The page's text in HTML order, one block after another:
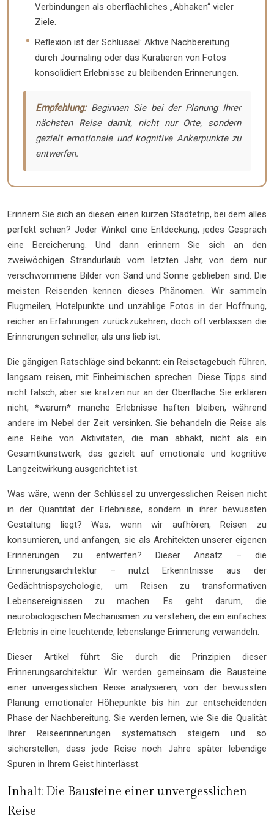
Verbindungen als oberflächliches „Abhaken“ vieler
Ziele.
Reflexion ist der Schlüssel: Aktive Nachbereitung
durch Journaling oder das Kuratieren von Fotos
konsolidiert Erlebnisse zu bleibenden Erinnerungen.
Empfehlung:Beginnen Sie bei der Planung Ihrer
nächsten Reise damit, nicht nur Orte, sondern
gezielt emotionale und kognitive Ankerpunkte zu
entwerfen.
Erinnern Sie sich an diesen einen kurzen Städtetrip, bei dem alles
perfekt schien? Jeder Winkel eine Entdeckung, jedes Gespräch
eine Bereicherung. Und dann erinnern Sie sich an den
zweiwöchigen Strandurlaub vom letzten Jahr, von dem nur
verschwommene Bilder von Sand und Sonne geblieben sind. Die
meisten Reisenden kennen dieses Phänomen. Wir sammeln
Flugmeilen, Hotelpunkte und unzählige Fotos in der Hoffnung,
reicher an Erfahrungen zurückzukehren, doch oft verblassen die
Erinnerungen schneller, als uns lieb ist.
Die gängigen Ratschläge sind bekannt: ein Reisetagebuch führen,
langsam reisen, mit Einheimischen sprechen. Diese Tipps sind
nicht falsch, aber sie kratzen nur an der Oberfläche. Sie erklären
nicht, *warum* manche Erlebnisse haften bleiben, während
andere im Nebel der Zeit versinken. Sie behandeln die Reise als
eine Reihe von Aktivitäten, die man abhakt, nicht als ein
Gesamtkunstwerk, das gezielt auf emotionale und kognitive
Langzeitwirkung ausgerichtet ist.
Was wäre, wenn der Schlüssel zu unvergesslichen Reisen nicht
in der Quantität der Erlebnisse, sondern in ihrer bewussten
Gestaltung liegt? Was, wenn wir aufhören, Reisen zu
konsumieren, und anfangen, sie als Architekten unserer eigenen
Erinnerungen zu entwerfen? Dieser Ansatz – die
Erinnerungsarchitektur – nutzt Erkenntnisse aus der
Gedächtnispsychologie, um Reisen zu transformativen
Lebensereignissen zu machen. Es geht darum, die
neurobiologischen Mechanismen zu verstehen, die ein einfaches
Erlebnis in eine leuchtende, lebenslange Erinnerung verwandeln.
Dieser Artikel führt Sie durch die Prinzipien dieser
Erinnerungsarchitektur. Wir werden gemeinsam die Bausteine
einer unvergesslichen Reise analysieren, von der bewussten
Planung emotionaler Höhepunkte bis hin zur entscheidenden
Phase der Nachbereitung. Sie werden lernen, wie Sie die Qualität
Ihrer Reiseerinnerungen systematisch steigern und so
sicherstellen, dass jede Reise noch Jahre später lebendige
Spuren in Ihrem Geist hinterlässt.
Inhalt: Die Bausteine einer unvergesslichen
Reise